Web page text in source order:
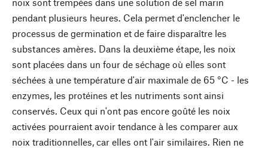
pendant plusieurs heures. Cela permet d'enclencher le
processus de germination et de faire disparaître les
substances amères. Dans la deuxième étape, les noix
sont placées dans un four de séchage où elles sont
séchées à une température d'air maximale de 65 °C - les
enzymes, les protéines et les nutriments sont ainsi
conservés. Ceux qui n'ont pas encore goûté les noix
activées pourraient avoir tendance à les comparer aux
noix traditionnelles, car elles ont l'air similaires. Rien ne